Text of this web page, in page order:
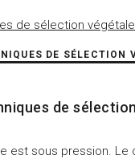
DE SÉLECTION
de
est sous pression. Le